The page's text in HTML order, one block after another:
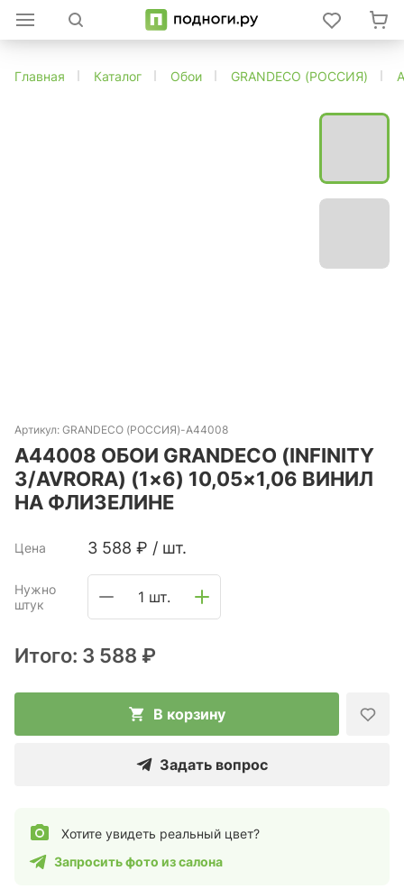
Главная Каталог Обои GRANDECO (РОССИЯ)
Артикул: GRANDECO (РОССИЯ)-A44008
A44008 ОБОИ GRANDECO (INFINITY
3/AVRORA) (1×6) 10,05×1,06 ВИНИЛ
НА ФЛИЗЕЛИНЕ
Цена 3 588 ₽ / шт.
Нужно
штук
1 шт.
Итого: 3 588 ₽
В корзину
Задать вопрос
Хотите увидеть реальный цвет?
Запросить фото из салона